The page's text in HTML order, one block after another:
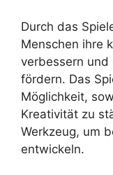
Durch das
Menschen ihre
verbessern und
fördern. Das
Möglichkeit,
Kreativität zu
Werkzeug, um
entwickeln.